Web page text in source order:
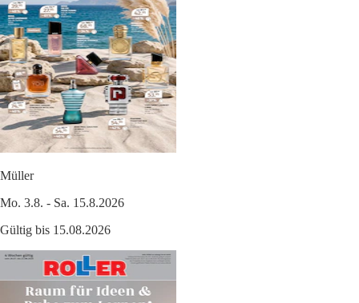
Müller
Mo. 3.8. - Sa. 15.8.2026
Gültig bis 15.08.2026